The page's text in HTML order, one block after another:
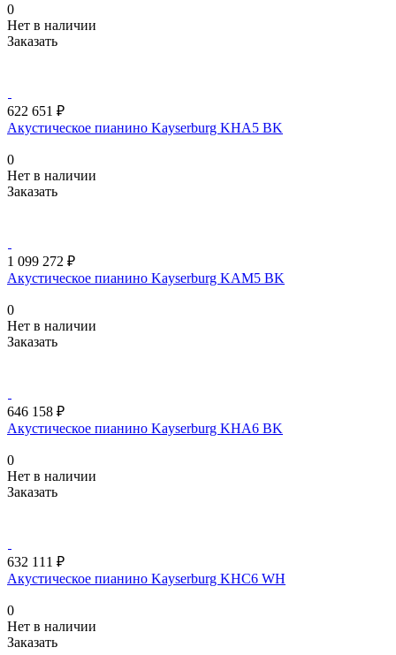
0
Нет в наличии
Заказать
622 651 ₽
Акустическое пианино Kayserburg KHA5 BK
0
Нет в наличии
Заказать
1 099 272 ₽
Акустическое пианино Kayserburg KAM5 BK
0
Нет в наличии
Заказать
646 158 ₽
Акустическое пианино Kayserburg KHA6 BK
0
Нет в наличии
Заказать
632 111 ₽
Акустическое пианино Kayserburg KHC6 WH
0
Нет в наличии
Заказать